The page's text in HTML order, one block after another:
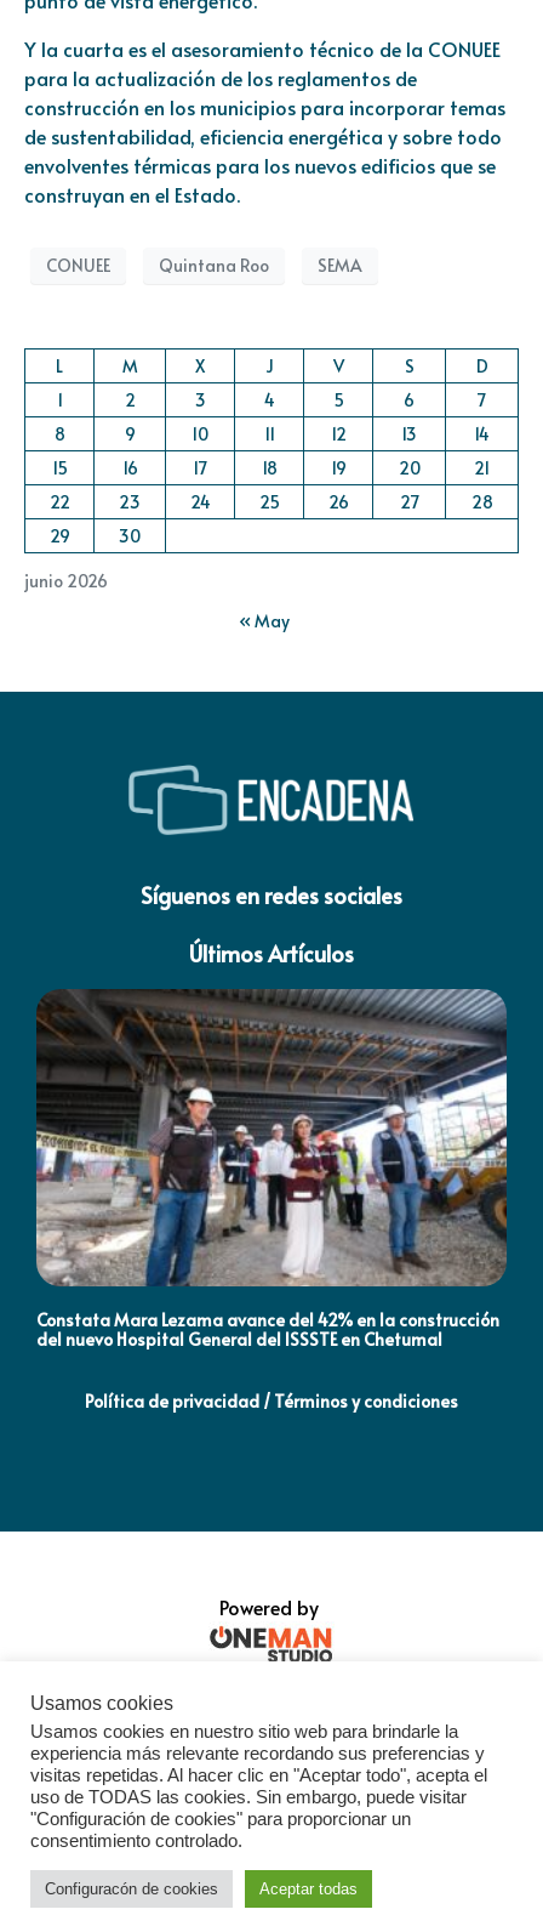
Y la cuarta es el asesoramiento técnico de la CONUEE
para la actualización de los reglamentos de
construcción en los municipios para incorporar temas
de sustentabilidad, eficiencia energética y sobre todo
envolventes térmicas para los nuevos edificios que se
construyan en el Estado.
CONUEE Quintana Roo SEMA
junio 2026
L M X J V S
D
1
2 3 4 5 6
7
8
9 10 11 12 13
14
15
16 17 18 19 20
21
22
23 24 25 26 27
28
29
30
« May
Síguenos en redes sociales
Últimos Artículos
Constata Mara Lezama avance del 42% en la construcción
del nuevo Hospital General del ISSSTE en Chetumal
Política de privacidad / Términos y condiciones
Powered by
Usamos cookies
Usamos cookies en nuestro sitio web para brindarle la
experiencia más relevante recordando sus preferencias y
visitas repetidas. Al hacer clic en "Aceptar todo", acepta el
uso de TODAS las cookies. Sin embargo, puede visitar
"Configuración de cookies" para proporcionar un
consentimiento controlado.
Configuracón de cookies Aceptar todas